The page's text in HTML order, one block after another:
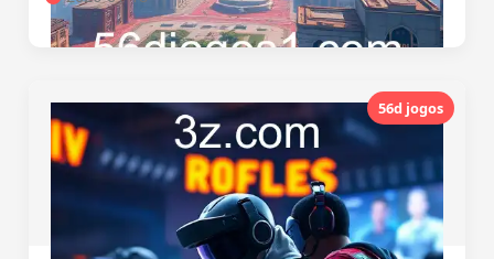
56d jogos